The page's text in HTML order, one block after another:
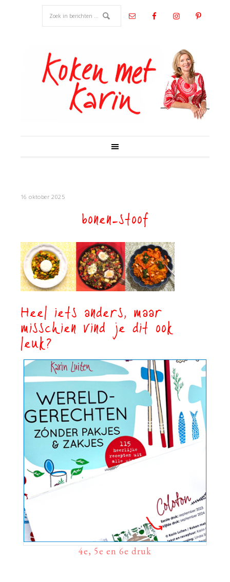
16 oktober 2025
bonen-stoof
Heel iets anders, maar
misschien vind je dit ook
leuk?
4e, 5e en 6e druk